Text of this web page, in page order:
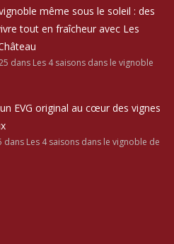
même sous le soleil : des
tout en fraîcheur avec Les
dans Les 4 saisons dans le vignoble
un EVG original au cœur des vignes
dans Les 4 saisons dans le vignoble de